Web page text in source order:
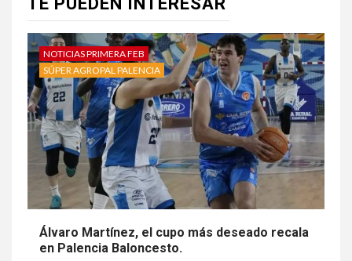
NOTICIAS PRIMERA FEB
SÚPER AGROPAL PALENCIA
Álvaro Martínez, el cupo más deseado recala
en Palencia Baloncesto.